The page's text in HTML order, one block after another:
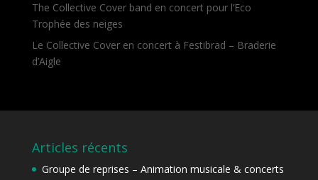
The Collective Cover band en concert pour l’Eco
Trophée des neiges
Le Collective Cover en concert à Festibrad – Braderie
d’Aigle
Articles récents
Groupe de reprises – Animation musicale & concerts